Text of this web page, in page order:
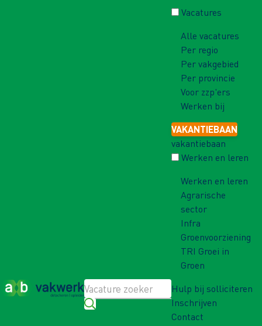
Vacatures
Alle vacatures
Per regio
Per vakgebied
Per provincie
Voor zzp'ers
Werken bij
VAKANTIEBAAN
vakantiebaan
Werken en leren
Werken en leren
Agrarische
sector
Infra
Groenvoorziening
TRI Groei in
Groen
Hulp bij solliciteren
Inschrijven
Contact